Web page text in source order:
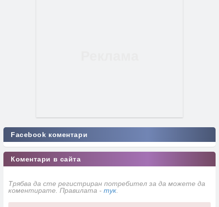
Facebook коментари
Коментари в сайта
Трябва да сте регистриран потребител за да можете да
коментирате. Правилата - тук